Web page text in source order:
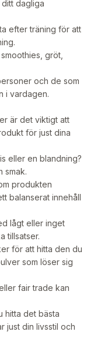
dagliga
efter träning för att
gröt,
och de som
i vardagen.
är det viktigt att
för just dina
eller en blandning?
smak.
produkten
balanserat innehåll
lågt eller inget
tillsatser.
för att hitta den du
som löser sig
fair trade kan
hitta det bästa
just din livsstil och